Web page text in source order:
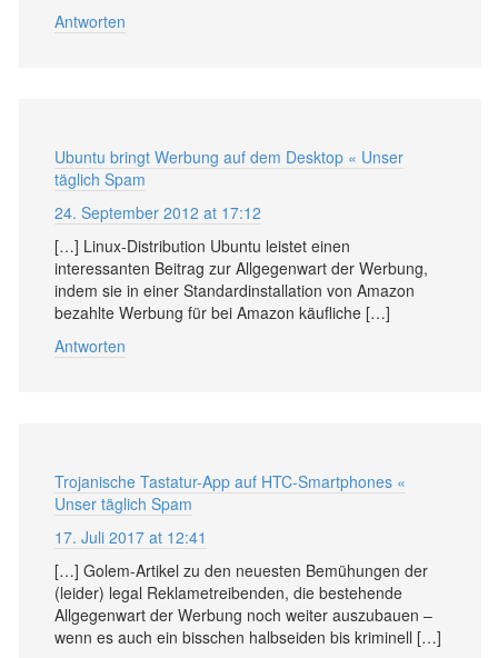
Antworten
Ubuntu bringt Werbung auf dem Desktop « Unser
täglich Spam
24. September 2012 at 17:12
[…] Linux-Distribution Ubuntu leistet einen
interessanten Beitrag zur Allgegenwart der Werbung,
indem sie in einer Standardinstallation von Amazon
bezahlte Werbung für bei Amazon käufliche […]
Antworten
Trojanische Tastatur-App auf HTC-Smartphones «
Unser täglich Spam
17. Juli 2017 at 12:41
[…] Golem-Artikel zu den neuesten Bemühungen der
(leider) legal Reklametreibenden, die bestehende
Allgegenwart der Werbung noch weiter auszubauen –
wenn es auch ein bisschen halbseiden bis kriminell […]